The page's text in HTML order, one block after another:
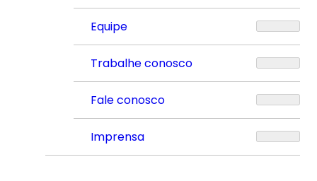
Equipe
Trabalhe conosco
Fale conosco
Imprensa